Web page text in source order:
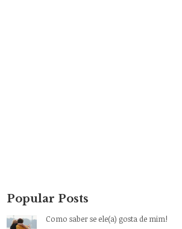
Popular Posts
Como saber se ele(a) gosta de mim!